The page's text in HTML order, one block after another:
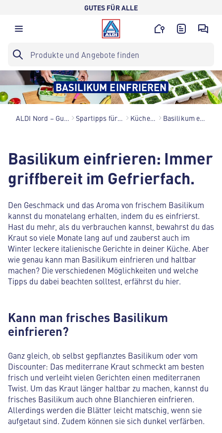
GUTES FÜR ALLE
BASILIKUM EINFRIEREN
ALDI Nord – Gutes für alle. Spartipps für den Alltag Küchenhacks Basilikum einfrieren
Basilikum einfrieren: Immer
griffbereit im Gefrierfach.
Den Geschmack und das Aroma von frischem Basilikum
kannst du monatelang erhalten, indem du es einfrierst.
Hast du mehr, als du verbrauchen kannst, bewahrst du das
Kraut so viele Monate lang auf und zauberst auch im
Winter leckere italienische Gerichte in deiner Küche. Aber
wie genau kann man Basilikum einfrieren und haltbar
machen? Die verschiedenen Möglichkeiten und welche
Tipps du dabei beachten solltest, erfährst du hier.
Kann man frisches Basilikum
einfrieren?
Ganz gleich, ob selbst gepflanztes Basilikum oder vom
Discounter: Das mediterrane Kraut schmeckt am besten
frisch und verleiht vielen Gerichten einen mediterranen
Twist. Um das Kraut länger haltbar zu machen, kannst du
frisches Basilikum auch ohne Blanchieren einfrieren.
Allerdings werden die Blätter leicht matschig, wenn sie
aufgetaut sind. Zudem können sie sich dunkel verfärben.